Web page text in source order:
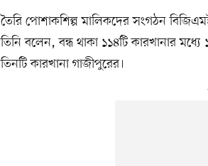
তৈরি পোশাকশিল্প মালিকদের সংগঠন
তিনি বলেন, বন্ধ থাকা ১১৪টি কারখানার
তিনটি কারখানা গাজীপুরের।